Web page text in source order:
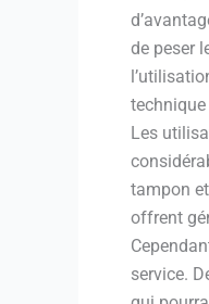
de peser
Les
tampon
offrent
service.